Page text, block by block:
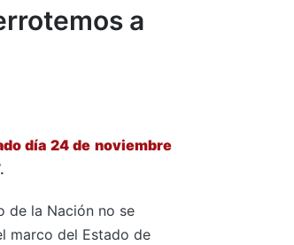
a
día 24 de noviembre
de la Nación no se
marco del Estado de